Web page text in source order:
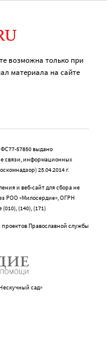
возможна только при
материала на сайте
57850 выдано
связи, информационных
25.04.2014 г.
и веб-сайт для сбора не
РОО «Милосердие», ОГРН
(140), (171)
Православной службы
сад»